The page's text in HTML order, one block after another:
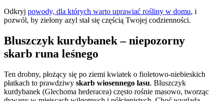
Odkryj powody, dla których warto uprawiać rośliny w domu, i
pozwól, by zielony azyl stał się częścią Twojej codzienności.
Bluszczyk kurdybanek – niepozorny
skarb runa leśnego
Ten drobny, płożący się po ziemi kwiatek o fioletowo-niebieskich
płatkach to prawdziwy skarb wiosennego lasu. Bluszczyk
kurdybanek (Glechoma hederacea) często rośnie masowo, tworząc